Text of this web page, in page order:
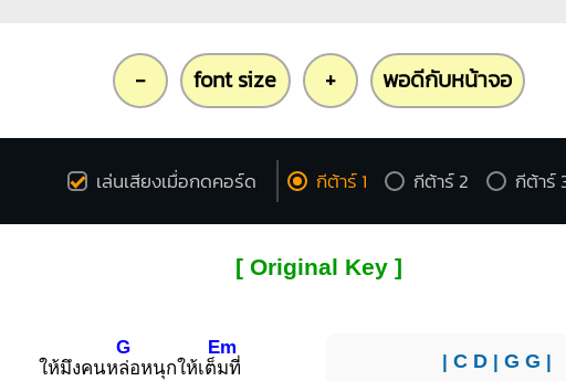
- font size + พอดีกับหน้าจอ
เล่นเสียงเมื่อกดคอร์ด กีต้าร์ 1 กีต้าร์ 2 กีต้าร์
[ Original Key ]
ให้มึงคนห
G
ล่อหนุกให้เต็
Em
มที่ | C D| G G |